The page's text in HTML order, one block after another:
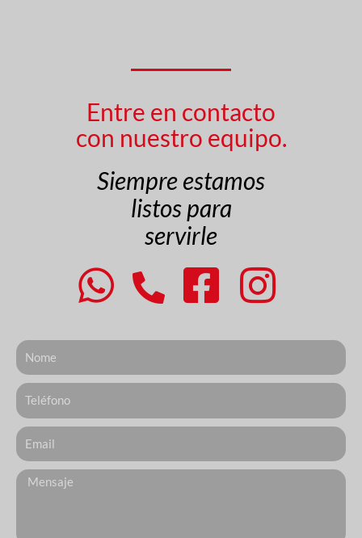
Entre en contacto
con nuestro equipo.
Siempre estamos
listos para
servirle
Nome
Telefone
Email
Messagem